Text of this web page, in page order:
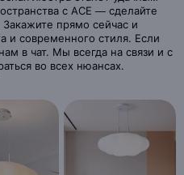
с ACE — сделайте
прямо сейчас и
и современного стиля. Если
в чат. Мы всегда на связи и с
во всех нюансах.